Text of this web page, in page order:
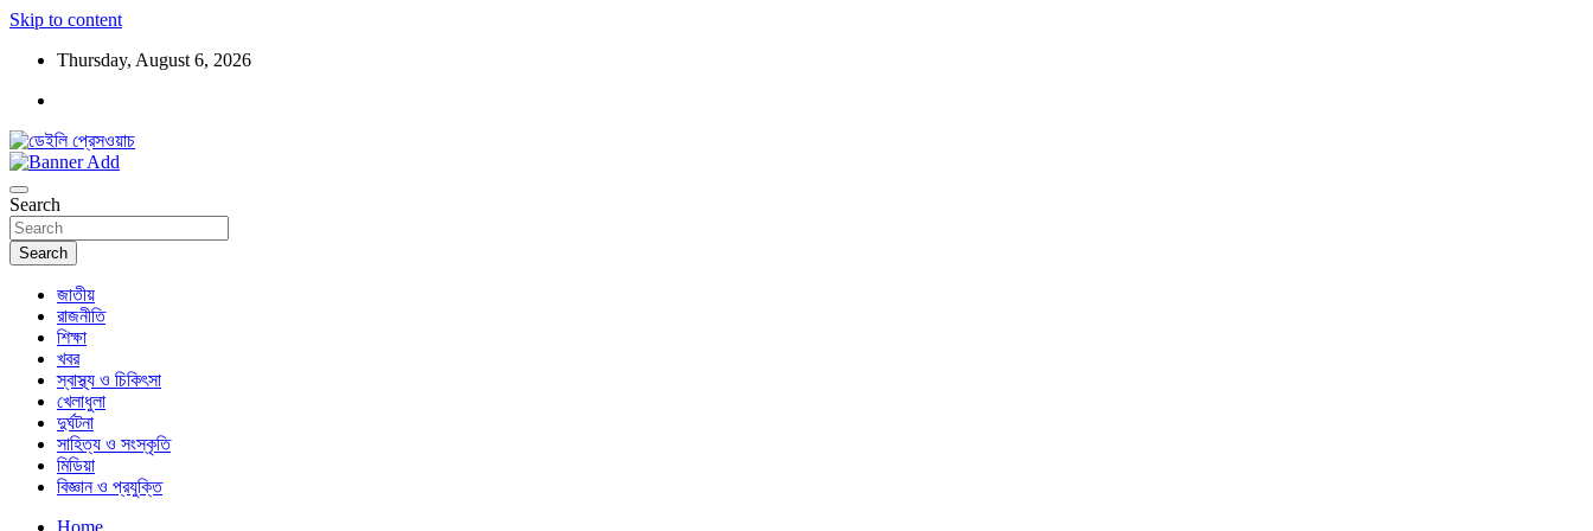
Skip to content
Thursday, August 6, 2026
ডেইলি প্রেসওয়াচ
Search
Search
জাতীয়
রাজনীতি
শিক্ষা
খবর
স্বাস্থ্য ও চিকিৎসা
খেলাধুলা
দুর্ঘটনা
সাহিত্য ও সংস্কৃতি
মিডিয়া
বিজ্ঞান ও প্রযুক্তি
Home